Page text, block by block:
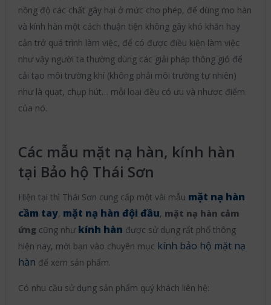
nồng độ các chất gây hại ở mức cho phép, để dùng mo hàn
và kính hàn một cách thuận tiện không gây khó khăn hay
cản trở quá trình làm việc, để có được điều kiện làm việc
như vậy người ta thường dùng các giải pháp thông gió để
cải tạo môi trường khí (không phải môi trường tự nhiên)
như là quạt, chụp hút… mỗi loại đều có ưu và nhược điểm
của nó.
Các mẫu mặt nạ hàn, kính hàn
tại Bảo hộ Thái Sơn
Hiện tại thì Thái Sơn cung cấp một vài mẫu mặt nạ hàn
cầm tay, mặt nạ hàn đội đầu, mặt nạ hàn cảm
ứng cũng như kính hàn được sử dụng rất phổ thông
hiện nay, mời bạn vào chuyên mục kính bảo hộ mặt nạ
hàn để xem sản phẩm.
Có nhu cầu sử dụng sản phẩm quý khách liên hệ: